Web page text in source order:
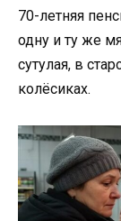
70-летняя
одну и ту же
сутулая, в
колёсиках.